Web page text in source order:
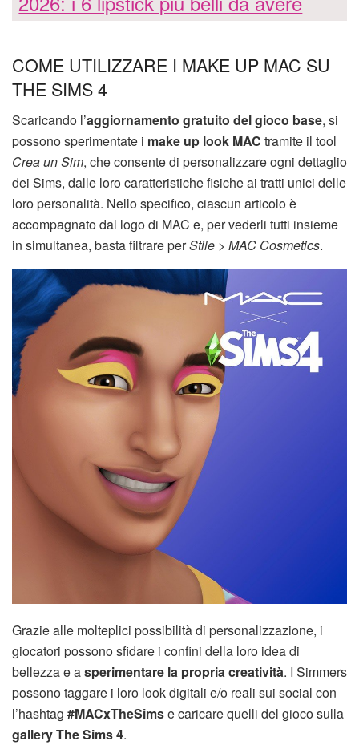
COME UTILIZZARE I MAKE UP MAC SU
THE SIMS 4
Scaricando l’aggiornamento gratuito del gioco base, si
possono sperimentate i make up look MAC tramite il tool
Crea un Sim, che consente di personalizzare ogni dettaglio
dei Sims, dalle loro caratteristiche fisiche ai tratti unici delle
loro personalità. Nello specifico, ciascun articolo è
accompagnato dal logo di MAC e, per vederli tutti insieme
in simultanea, basta filtrare perStile > MAC Cosmetics.
Grazie alle molteplici possibilità di personalizzazione, i
giocatori possono sfidare i confini della loro idea di
bellezza e asperimentare la propria creatività. I Simmers
possono taggare i loro look digitali e/o reali sui social con
l’hashtag #MACxTheSimse caricare quelli del gioco sulla
gallery The Sims 4.